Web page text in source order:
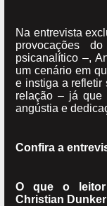
Na entrevista
provocações
psicanalítico –,
um cenário em
e instiga a refletir
relação – já que
angústia e
Confira a
O que o leitor
Christian